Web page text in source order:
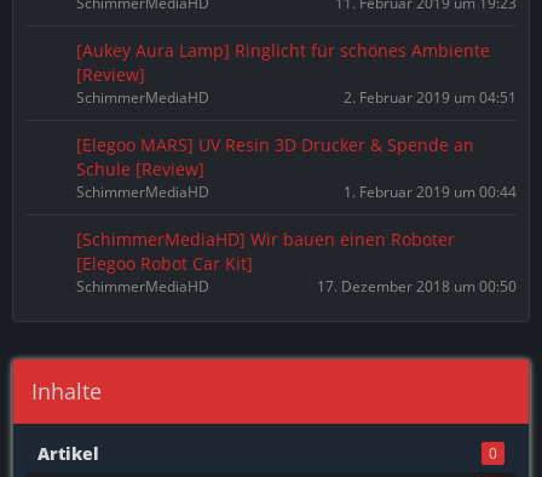
[Aukey Aura Lamp] Ringlicht für schönes Ambiente
[Review]
SchimmerMediaHD 2. Februar 2019 um 04:51
[Elegoo MARS] UV Resin 3D Drucker & Spende an
Schule [Review]
SchimmerMediaHD 1. Februar 2019 um 00:44
[SchimmerMediaHD] Wir bauen einen Roboter
[Elegoo Robot Car Kit]
SchimmerMediaHD 17. Dezember 2018 um 00:50
Inhalte
Artikel 0